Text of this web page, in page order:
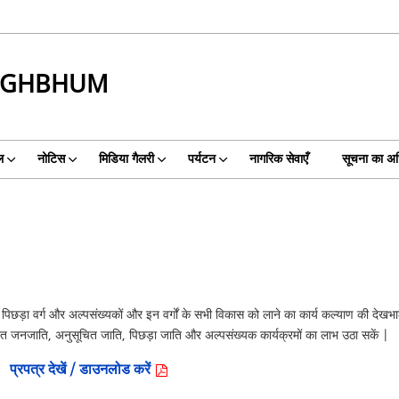
नोटिस मिडिया गैलरी पर्यटन नागरिक सेवाएँ सूचना का
वर्ग और अल्पसंख्यकों और इन वर्गों के सभी विकास को लाने का कार्य कल्याण की
जनजाति, अनुसूचित जाति, पिछड़ा जाति और अल्पसंख्यक कार्यक्रमों का लाभ उठा सकें |
प्रपत्र देखें / डाउनलोड करें